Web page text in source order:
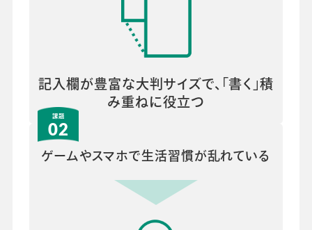
記入欄が豊富な大判サイズで、「書く」積
み重ねに役立つ
02
ゲームやスマホで生活習慣が乱れている